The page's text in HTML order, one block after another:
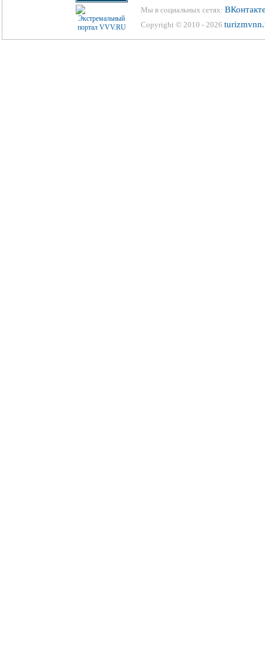
Мы в социальных сетях:
Copyright © 2010 - 2026